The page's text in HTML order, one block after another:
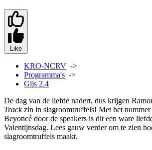
Like
KRO-NCRV ->
Programma's ->
Gijs 2.4
De dag van de liefde nadert, dus krijgen
Trackzin in slagroomtruffels! Met het
Beyoncé door de speakers is dit een ware
Valentijnsdag. Lees gauw verder om te zien
slagroomtruffels maakt.